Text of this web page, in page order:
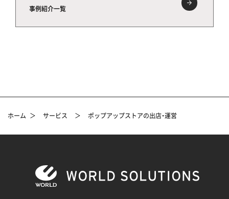
事例紹介一覧
ホーム ＞ サービス ＞ ポップアップストアの出店・運営